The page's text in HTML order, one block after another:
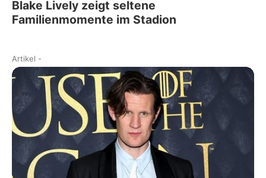
Blake Lively zeigt seltene
Familienmomente im Stadion
Artikel -